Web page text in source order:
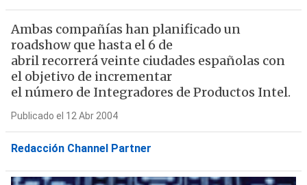
Ambas compañías han planificado un
roadshow que hasta el 6 de
abril recorrerá veinte ciudades españolas con
el objetivo de incrementar
el número de Integradores de Productos Intel.
Publicado el 12 Abr 2004
Redacción Channel Partner